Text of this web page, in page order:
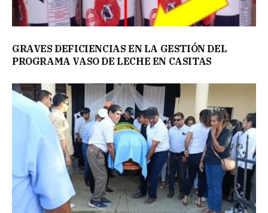
GRAVES DEFICIENCIAS EN LA GESTIÓN DEL
PROGRAMA VASO DE LECHE EN CASITAS